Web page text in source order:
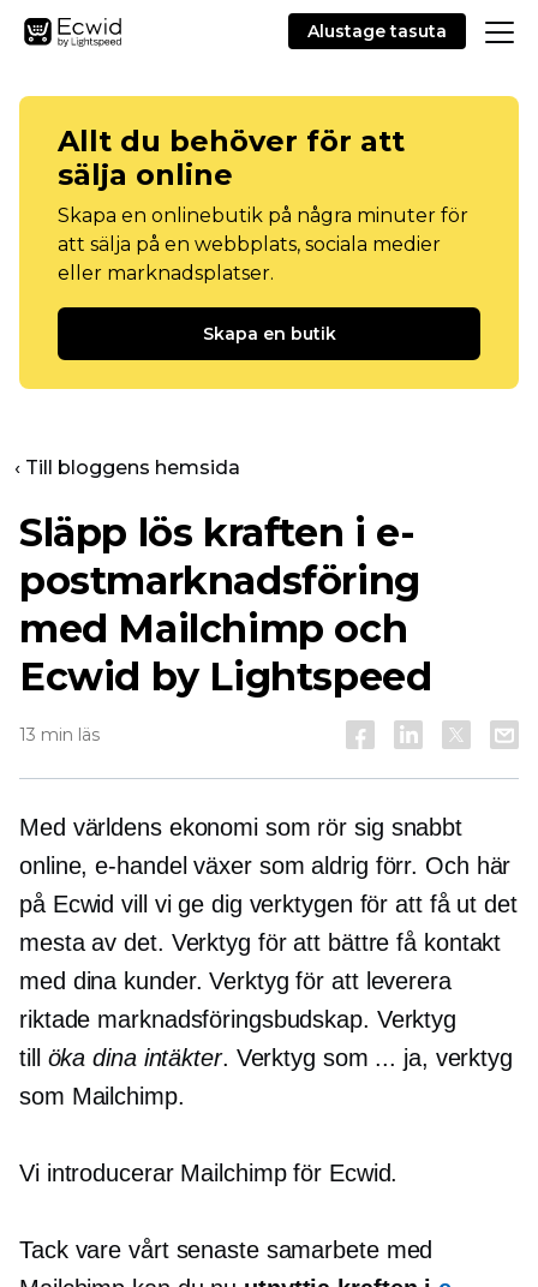
Alustage tasuta
Allt du behöver för att
sälja online
Skapa en onlinebutik på några minuter för
att sälja på en webbplats, sociala medier
eller marknadsplatser.
Skapa en butik
‹ Till bloggens hemsida
Släpp lös kraften i e-
postmarknadsföring
med Mailchimp och
Ecwid by Lightspeed
13 min läs
Med världens ekonomi som rör sig snabbt
online,e-handel växer som aldrig förr. Och här
på Ecwid vill vi ge dig verktygen för att få ut det
mesta av det. Verktyg för att bättre få kontakt
med dina kunder. Verktyg för att leverera
riktade marknadsföringsbudskap. Verktyg
till öka dina intäkter. Verktyg som ... ja, verktyg
som Mailchimp.
Vi introducerar Mailchimp för Ecwid.
Tack vare vårt senaste samarbete med